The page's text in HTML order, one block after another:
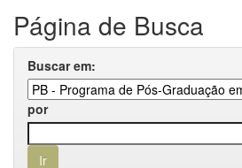
Página de Busca
Buscar em:
por